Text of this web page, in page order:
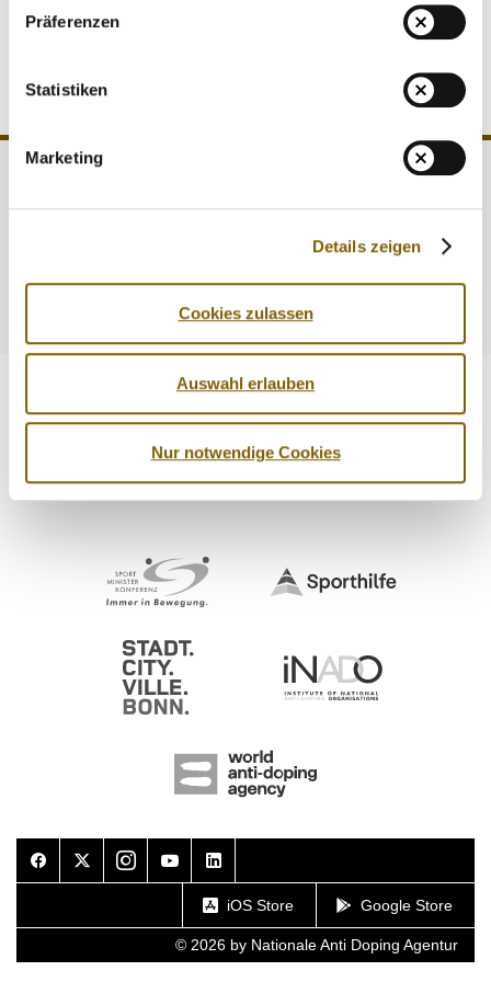
Präferenzen
Statistiken
Marketing
Details zeigen
Cookies zulassen
Auswahl erlauben
Nur notwendige Cookies
STELLENANGEBOTE
NADA von ihm Abschied. Wir werden ihm ein ehrendes
Andenken bewahren.
Kontrollen
Prävention Service
FacebookTwitterInstagramYoutubeLinkedIn
iOS Store Google Store
© 2026 by Nationale Anti Doping Agentur